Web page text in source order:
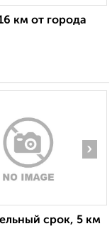
км от города
›
срок, 5 км